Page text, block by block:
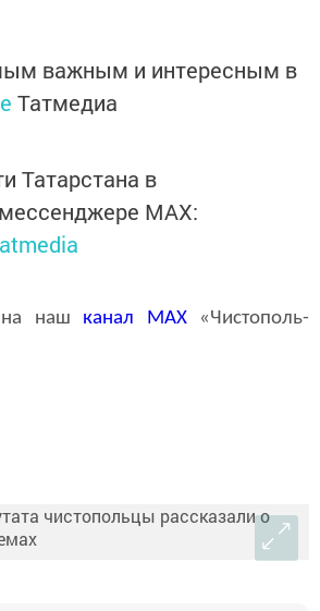
важным и интересным в
Татмедиа
Татарстана в
MАХ:
на наш канал MAX«Чистополь-